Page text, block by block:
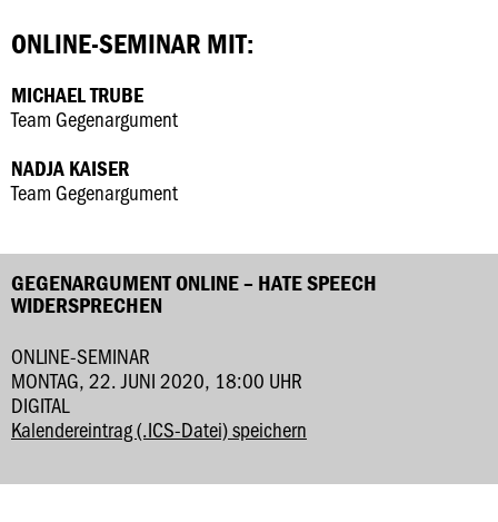
ONLINE-SEMINAR MIT:
MICHAEL TRUBE
Team Gegenargument
NADJA KAISER
Team Gegenargument
GEGENARGUMENT ONLINE – HATE SPEECH
WIDERSPRECHEN
ONLINE-SEMINAR
MONTAG, 22. JUNI 2020, 18:00 UHR
DIGITAL
Kalendereintrag (.ICS-Datei) speichern